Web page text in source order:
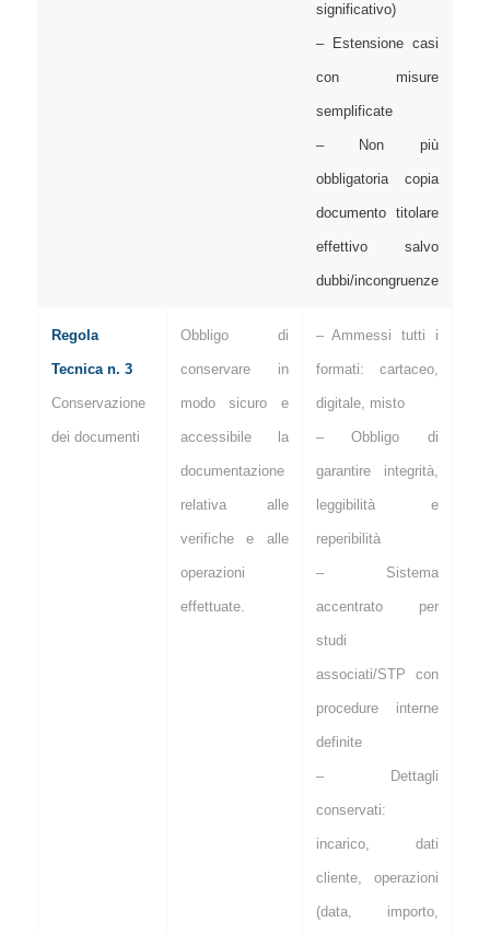
significativo)
– Estensione casi
con misure
semplificate
– Non più
obbligatoria copia
documento titolare
effettivo salvo
dubbi/incongruenze
Regola
Tecnica n. 3
Conservazione
dei documenti
Obbligo di
conservare in
modo sicuro e
accessibile la
documentazione
relativa alle
verifiche e alle
operazioni
effettuate.
– Ammessi tutti i
formati: cartaceo,
digitale, misto
– Obbligo di
garantire integrità,
leggibilità e
reperibilità
– Sistema
accentrato per
studi
associati/STP con
procedure interne
definite
– Dettagli
conservati:
incarico, dati
cliente, operazioni
(data, importo,